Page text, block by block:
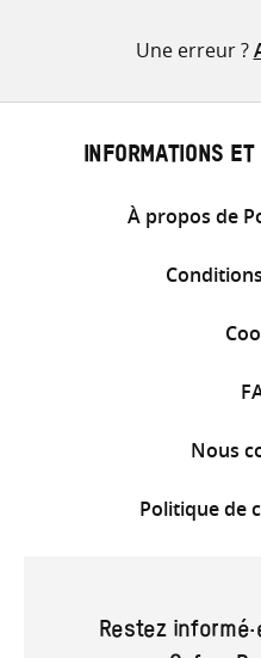
Une erreur ?
INFORMATIONS
À propos de
Nous
Politique de
Restez